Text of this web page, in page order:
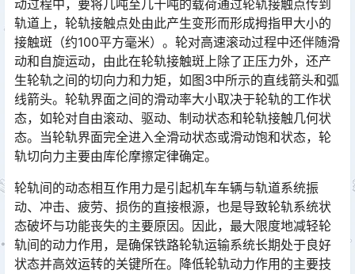
动过程中，要将几吨至几十吨的载荷通过轮轨接触点传到
轨道上，轮轨接触点处由此产生变形而形成拇指甲大小的
接触斑（约100平方毫米）。轮对高速滚动过程中还伴随滑
动和自旋运动，由此在轮轨接触斑上除了正压力外，还产
生轮轨之间的切向力和力矩，如图3中所示的直线箭头和弧
线箭头。轮轨界面之间的滑动率大小取决于轮轨的工作状
态，如轮对自由滚动、驱动、制动状态和轮轨接触几何状
态。当轮轨界面完全进入全滑动状态或滑动饱和状态，轮
轨切向力主要由库伦摩擦定律确定。󠅅󠅃󠄵󠅂󠄪󠇖󠆨󠆨󠇕󠆞󠆒󠅬󠇘󠆭󠆘󠇙󠆝󠅵󠇗󠆭󠆁󠄐󠇗󠅹󠅸󠇖󠆍󠅳󠇖󠅹󠅰󠇖󠆌󠅹
轮轨间的动态相互作用力是引起机车车辆与轨道系统振
动、冲击、疲劳、损伤的直接根源，也是导致轮轨系统状
态破坏与功能丧失的主要原因。因此，最大限度地减轻轮
轨间的动力作用，是确保铁路轮轨运输系统长期处于良好
状态并高效运转的关键所在。降低轮轨动力作用的主要技